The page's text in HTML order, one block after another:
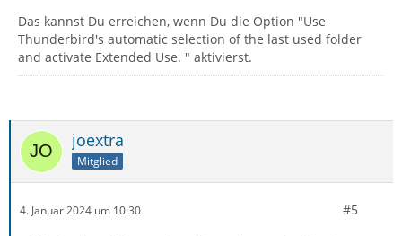
Das kannst Du erreichen, wenn Du die Option "Use
Thunderbird's automatic selection of the last used folder
and activate Extended Use. " aktivierst.
joextra
Mitglied
4. Januar 2024 um 10:30 #5